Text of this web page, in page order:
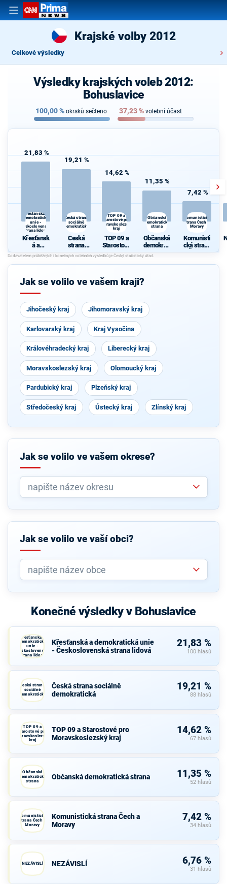
Krajské volby 2012
Celkové výsledky
Výsledky krajských voleb 2012:
Bohuslavice
100,00% okrsků sečteno 37,23% volební účast
21,83 %
Křesťanská a
demokratická
unie -
Československá
strana lidová
Křesťansk
á a
demokrati
cká unie -
Českoslov
strana
19,21 %
Česká strana
sociálně
demokratická
Česká
strana
sociálně
demokrati
cká
14,62 %
TOP 09 a
Starostové pro
Moravskoslezský
kraj
TOP 09 a
Starostové
pro
Moravsko
slezský
11,35 %
Občanská
demokratická
strana
Občanská
demokrati
cká strana
7,42 %
Komunistická
strana Čech a
Moravy
Komunisti
cká strana
Čech a
Jak se volilo ve vašem kraji?
Jihočeský kraj Jihomoravský kraj
Karlovarský kraj Kraj Vysočina
Královéhradecký kraj Liberecký kraj
Moravskoslezský kraj Olomoucký kraj
Pardubický kraj Plzeňský kraj
Středočeský kraj Ústecký kraj Zlínský kraj
Jak se volilo ve vašem okrese?
Jak se volilo ve vaší obci?
Konečné výsledky v Bohuslavice
Křesťanská a
demokratická
unie -
Československá
strana lidová
Křesťanská a demokratická unie
- Československá strana lidová
21,83 %
100 hlasů
Česká strana
sociálně
demokratická
Česká strana sociálně
demokratická
19,21 %
88 hlasů
TOP 09 a
Starostové pro
Moravskoslezský
kraj
TOP 09 a Starostové pro
Moravskoslezský kraj
14,62 %
67 hlasů
Občanská
demokratická
strana
Občanská demokratická strana 11,35 %
52 hlasů
Komunistická
strana Čech a
Moravy
Komunistická strana Čech a
Moravy
7,42 %
34 hlasů
NEZÁVISLÍ NEZÁVISLÍ 6,76 %
31 hlasů